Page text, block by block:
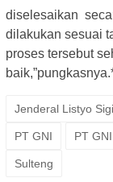
diselesaikan
dilakukan sesuai
proses tersebut
Jenderal Listyo
PT GNI PT
Sulteng